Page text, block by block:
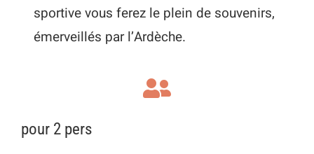
sportive vous ferez le plein de souvenirs,
émerveillés par l’Ardèche.
pour 2 pers